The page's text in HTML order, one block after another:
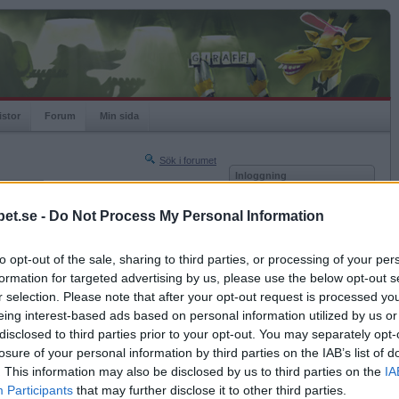
- Do Not Process My Personal Information
opt-out of the sale, sharing to third parties, or processing of your
for targeted advertising by us, please use the below opt-out
selection. Please note that after your opt-out request is processed
interest-based ads based on personal information utilized by us
to third parties prior to your opt-out. You may separately
of your personal information by third parties on the IAB’s list of
This information may also be disclosed by us to third parties on the
Participants that may further disclose it to other third parties.
Forum Min sida
Sök i forumet
Nästa sida »
2022-08-03 00:16
Inloggning
Kom ihåg mig
Glömt ditt lösenord?
Få ny aktiveringslänk
Betapet är gratis!